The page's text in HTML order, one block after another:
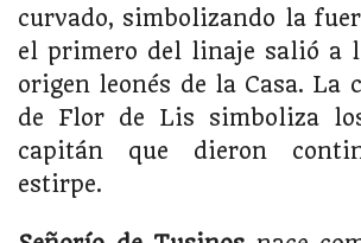
curvado, simbolizando la
el primero del linaje salió a
origen leonés de la Casa. La
de Flor de Lis simboliza
capitán que dieron
estirpe.